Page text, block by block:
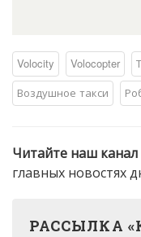
Volocity Volocopter
Воздушное такси
Читайте наш канал
главных новостях
РАССЫЛКА